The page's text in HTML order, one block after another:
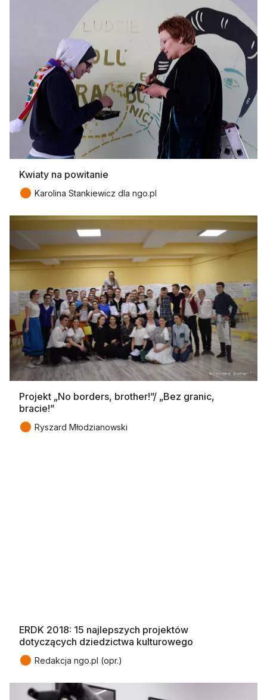
Kwiaty na powitanie
● Karolina Stankiewicz dla ngo.pl
Projekt „No borders, brother!”/ „Bez granic,
bracie!”
● Ryszard Młodzianowski
ERDK 2018: 15 najlepszych projektów
dotyczących dziedzictwa kulturowego
● Redakcja ngo.pl (opr.)